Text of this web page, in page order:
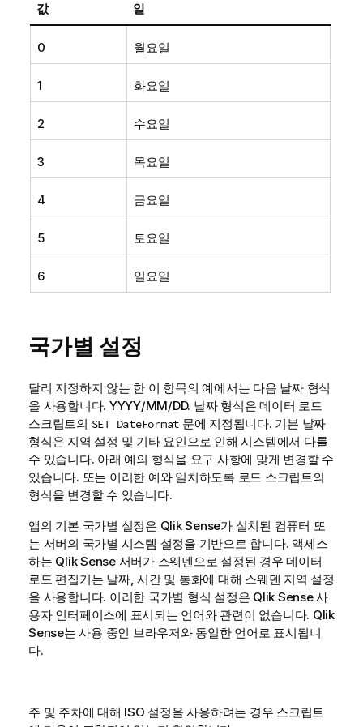
값 일
0 월요일
1 화요일
2 수요일
3 목요일
4 금요일
5 토요일
6 일요일
국가별 설정
달리 지정하지 않는 한 이 항목의 예에서는 다음 날짜 형식
을 사용합니다. YYYY/MM/DD. 날짜 형식은 데이터 로드
스크립트의 SET DateFormat 문에 지정됩니다. 기본 날짜
형식은 지역 설정 및 기타 요인으로 인해 시스템에서 다를
수 있습니다. 아래 예의 형식을 요구 사항에 맞게 변경할 수
있습니다. 또는 이러한 예와 일치하도록 로드 스크립트의
형식을 변경할 수 있습니다.
앱의 기본 국가별 설정은 Qlik Sense가 설치된 컴퓨터 또
는 서버의 국가별 시스템 설정을 기반으로 합니다. 액세스
하는 Qlik Sense서버가 스웨덴으로 설정된 경우 데이터
로드 편집기는 날짜, 시간 및 통화에 대해 스웨덴 지역 설정
을 사용합니다. 이러한 국가별 형식 설정은 Qlik Sense사
용자 인터페이스에 표시되는 언어와 관련이 없습니다. Qlik
Sense는 사용 중인 브라우저와 동일한 언어로 표시됩니
다.
주 및 주차에 대해 ISO 설정을 사용하려는 경우 스크립트